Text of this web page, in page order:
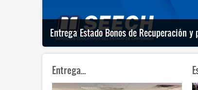
Entrega Estado Bonos de Recuperación
Entrega…